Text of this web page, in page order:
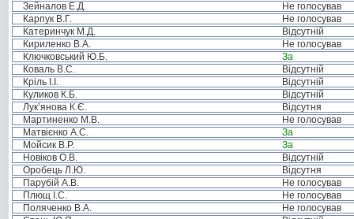
Зейналов Е.Д.
Не голосував
Карпук В.Г.
Не голосував
Катеринчук М.Д.
Відсутній
Кириленко В.А.
Не голосував
Ключковський Ю.Б.
За
Коваль В.С.
Відсутній
Кріль І.І.
Відсутній
Куликов К.Б.
Відсутній
Лук’янова К.Є.
Відсутня
Мартиненко М.В.
Не голосував
Матвієнко А.С.
За
Мойсик В.Р.
За
Новіков О.В.
Відсутній
Оробець Л.Ю.
Відсутня
Парубій А.В.
Не голосував
Плющ І.С.
Не голосував
Поляченко В.А.
Не голосував